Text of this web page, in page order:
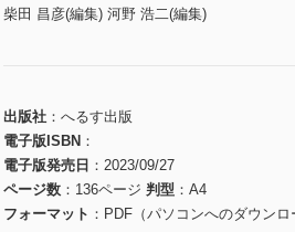
柴田 昌彦(編集) 河野 浩二(編集)
出版社
へるす出版
電子版ISBN
電子版発売日
2023/09/27
ページ数
136ページ 判型
A4
フォーマット
PDF（パソコンへのダウンロ